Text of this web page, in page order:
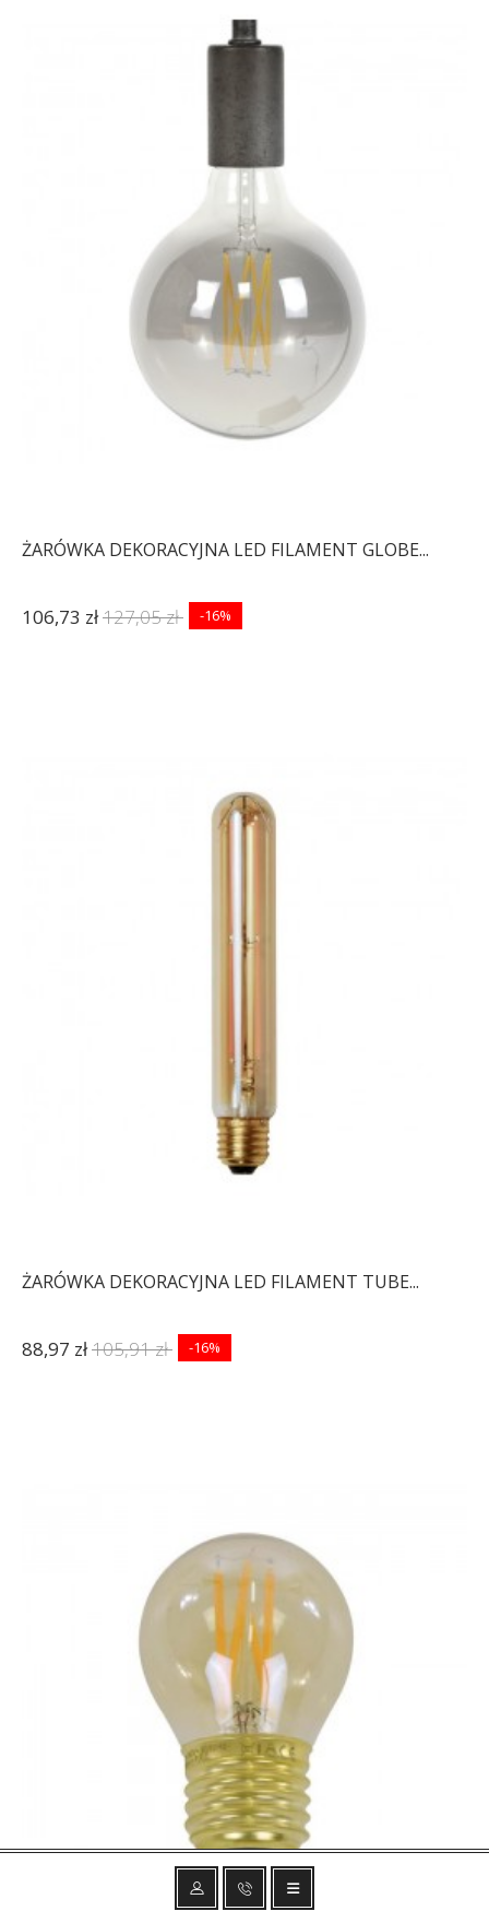
ŻARÓWKA DEKORACYJNA LED FILAMENT GLOBE...
106,73 zł127,05 zł -16%
ŻARÓWKA DEKORACYJNA LED FILAMENT TUBE...
88,97 zł105,91 zł -16%